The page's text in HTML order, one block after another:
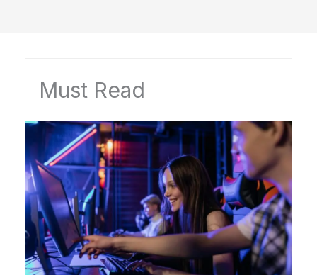
Must Read